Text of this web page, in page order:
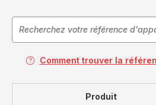
Comment trouver la
Produit